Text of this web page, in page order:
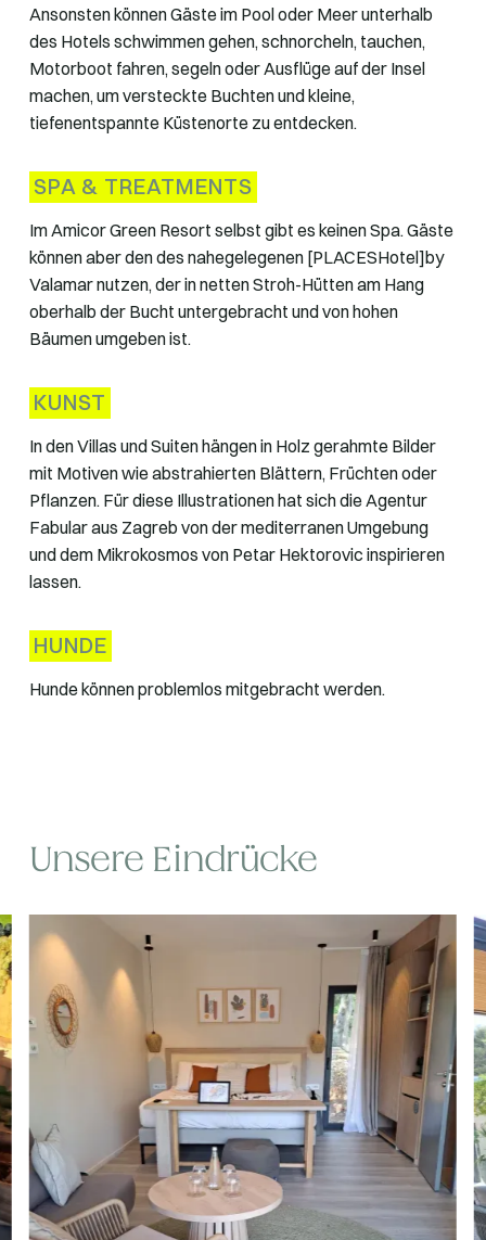
Ansonsten können Gäste im Pool oder Meer unterhalb
des Hotels schwimmen gehen, schnorcheln, tauchen,
Motorboot fahren, segeln oder Ausflüge auf der Insel
machen, um versteckte Buchten und kleine,
tiefenentspannte Küstenorte zu entdecken.
SPA & TREATMENTS
Im Amicor Green Resort selbst gibt es keinen Spa. Gäste
können aber den des nahegelegenen [PLACESHotel]by
Valamar nutzen, der in netten Stroh-Hütten am Hang
oberhalb der Bucht untergebracht und von hohen
Bäumen umgeben ist.
KUNST
In den Villas und Suiten hängen in Holz gerahmte Bilder
mit Motiven wie abstrahierten Blättern, Früchten oder
Pflanzen. Für diese Illustrationen hat sich die Agentur
Fabular aus Zagreb von der mediterranen Umgebung
und dem Mikrokosmos von Petar Hektorovic inspirieren
lassen.
HUNDE
Hunde können problemlos mitgebracht werden.
Unsere Eindrücke